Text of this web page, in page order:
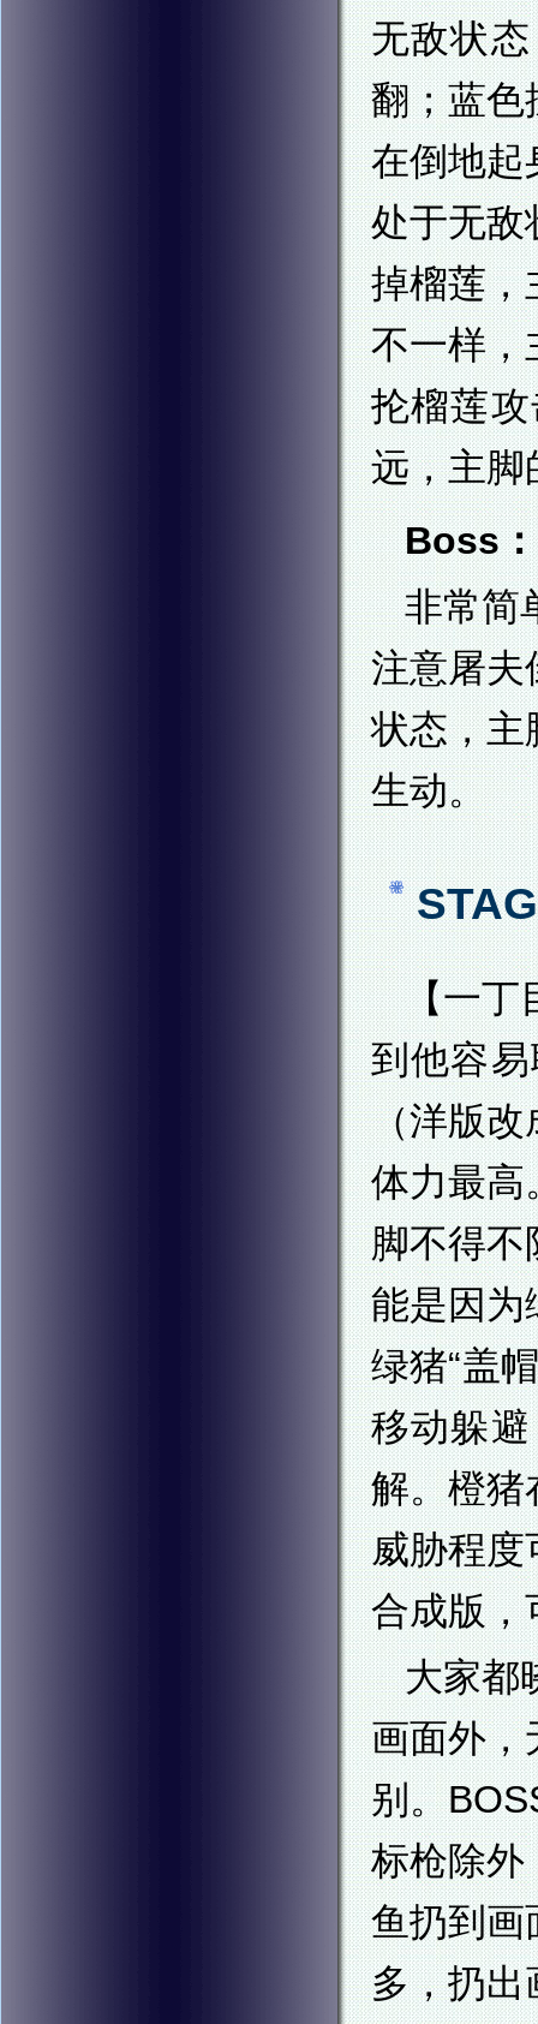
无敌状
翻；蓝色
在倒地起
处于无敌
掉榴莲，
不一样，
抡榴莲
远，主脚
Boss
非常简
注意屠夫
状态，主
生动。
【一丁
到他容
（洋版改
体力最高
脚不得不
能是因为
绿猪“盖
移动躲
解。橙猪
威胁程度
合成版，
大家都
画面外，
别。
标枪除外
鱼扔到画
多，扔出